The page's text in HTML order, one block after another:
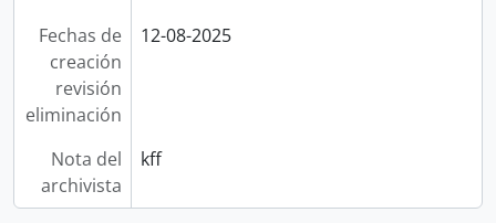
Fechas de
creación
revisión
eliminación
12-08-2025
Nota del
archivista
kff